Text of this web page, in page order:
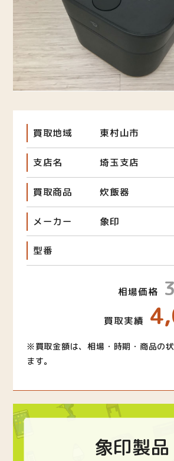
買取地域 東村山市
支店名 埼玉支店
買取商品 炊飯器
メーカー 象印
型番
相場価格
買取実績
※買取金額は、相場・時期・商品の
ます。
象印製品